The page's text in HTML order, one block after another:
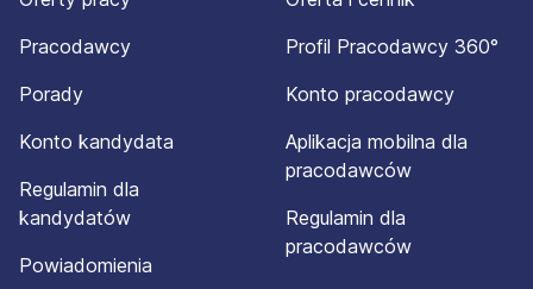
Pracodawcy
Porady
Konto kandydata
Regulamin dla
kandydatów
Powiadomienia
Profil Pracodawcy 360°
Konto pracodawcy
Aplikacja mobilna dla
pracodawców
Regulamin dla
pracodawców